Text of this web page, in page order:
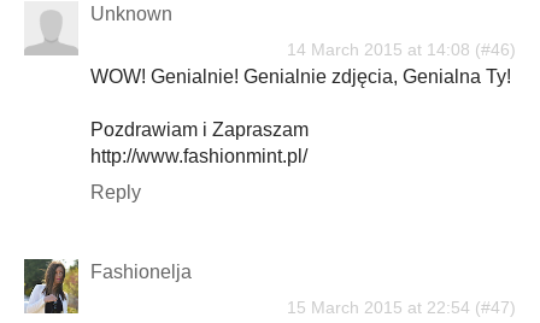
Unknown
14 March 2015 at 14:08
WOW! Genialnie! Genialnie zdjęcia, Genialna Ty!
Pozdrawiam i Zapraszam
http://www.fashionmint.pl/
Reply
Fashionelja
15 March 2015 at 22:54